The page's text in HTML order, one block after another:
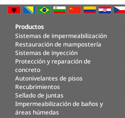
Productos
Sistemas de impermeabilización
Restauración de mampostería
Sistemas de inyección
Protección y reparación de
concreto
Autonivelantes de pisos
Recubrimientos
Sellado de juntas
Impermeabilización de baños y
áreas húmedas